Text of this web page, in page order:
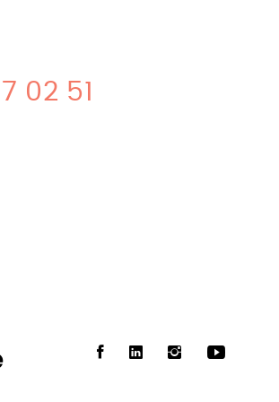
02 51
frigorifique, chambres